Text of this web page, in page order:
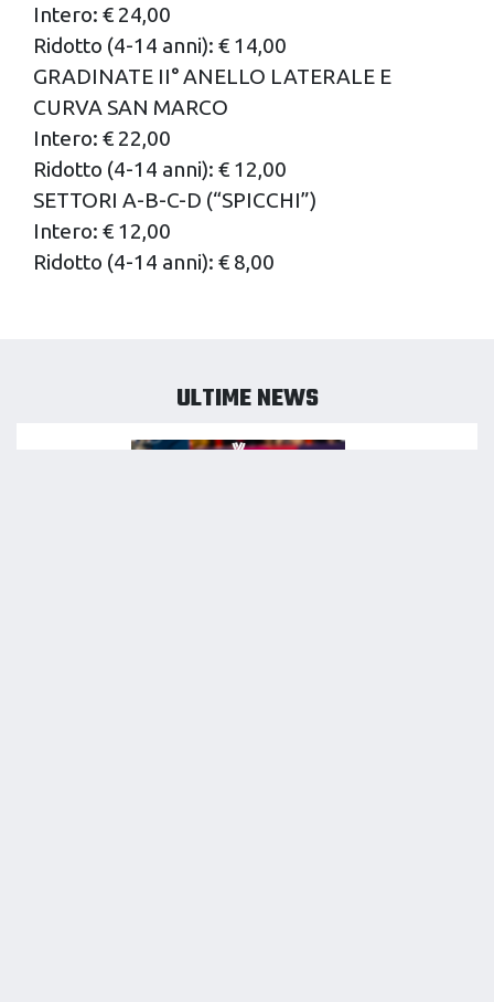
Intero: € 24,00
Ridotto (4-14 anni): € 14,00
GRADINATE II° ANELLO LATERALE E
CURVA SAN MARCO
Intero: € 22,00
Ridotto (4-14 anni): € 12,00
SETTORI A-B-C-D (“SPICCHI”)
Intero: € 12,00
Ridotto (4-14 anni): € 8,00
ULTIME NEWS